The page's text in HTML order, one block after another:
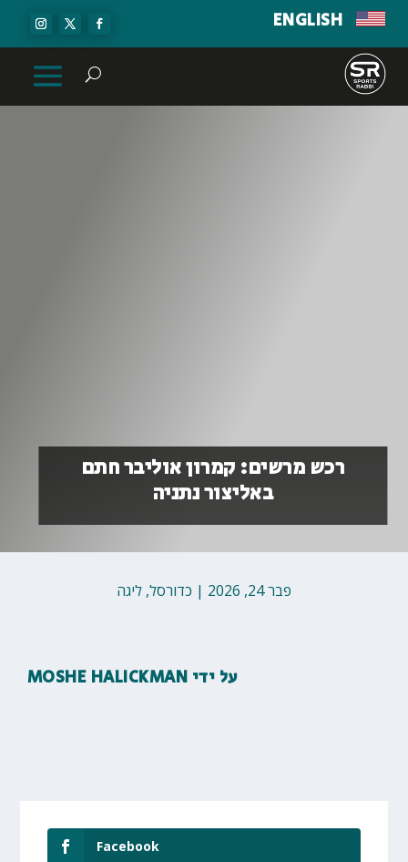
ENGLISH
רכש מרשים: קמרון אוליבר חתם
באליצור נתניה
פבר 24, 2026 | כדורסל, ליגה
על ידי MOSHE HALICKMAN
Facebook